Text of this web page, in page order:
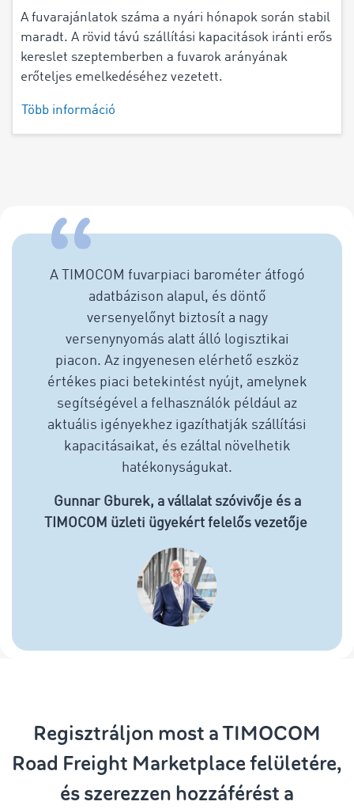
A fuvarajánlatok száma a nyári hónapok során stabil
maradt. A rövid távú szállítási kapacitások iránti erős
kereslet szeptemberben a fuvarok arányának
erőteljes emelkedéséhez vezetett.
Több információ
A TIMOCOM fuvarpiaci barométer átfogó
adatbázison alapul, és döntő
versenyelőnyt biztosít a nagy
versenynyomás alatt álló logisztikai
piacon. Az ingyenesen elérhető eszköz
értékes piaci betekintést nyújt, amelynek
segítségével a felhasználók például az
aktuális igényekhez igazíthatják szállítási
kapacitásaikat, és ezáltal növelhetik
hatékonyságukat.
Gunnar Gburek, a vállalat szóvivője és a
TIMOCOM üzleti ügyekért felelős vezetője
Regisztráljon most a TIMOCOM
Road Freight Marketplace felületére,
és szerezzen hozzáférést a